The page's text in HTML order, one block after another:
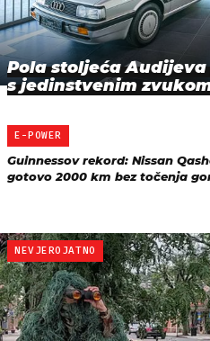
Pola stoljeća
s jedinstvenim
E-POWER
Guinnessov rekord: Nissan
gotovo 2000 km bez točenja
NEVJEROJATNO